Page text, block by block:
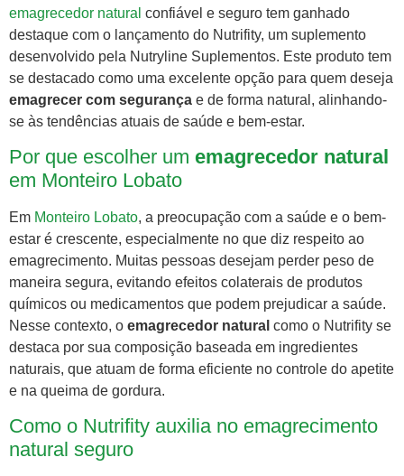
emagrecedor natural confiável e seguro tem ganhado
destaque com o lançamento do Nutrifity, um suplemento
desenvolvido pela Nutryline Suplementos. Este produto tem
se destacado como uma excelente opção para quem deseja
emagrecer com segurança e de forma natural, alinhando-
se às tendências atuais de saúde e bem-estar.
Por que escolher um emagrecedor natural
em Monteiro Lobato
Em Monteiro Lobato, a preocupação com a saúde e o bem-
estar é crescente, especialmente no que diz respeito ao
emagrecimento. Muitas pessoas desejam perder peso de
maneira segura, evitando efeitos colaterais de produtos
químicos ou medicamentos que podem prejudicar a saúde.
Nesse contexto, o emagrecedor natural como o Nutrifity se
destaca por sua composição baseada em ingredientes
naturais, que atuam de forma eficiente no controle do apetite
e na queima de gordura.
Como o Nutrifity auxilia no emagrecimento
natural seguro